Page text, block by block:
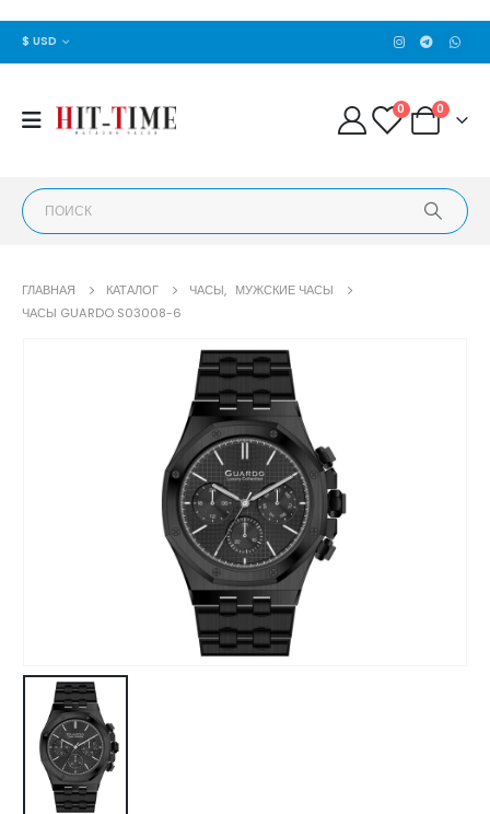
$ USD
0 0
ГЛАВНАЯ КАТАЛОГ ЧАСЫ, МУЖСКИЕ ЧАСЫ
ЧАСЫ GUARDO S03008-6